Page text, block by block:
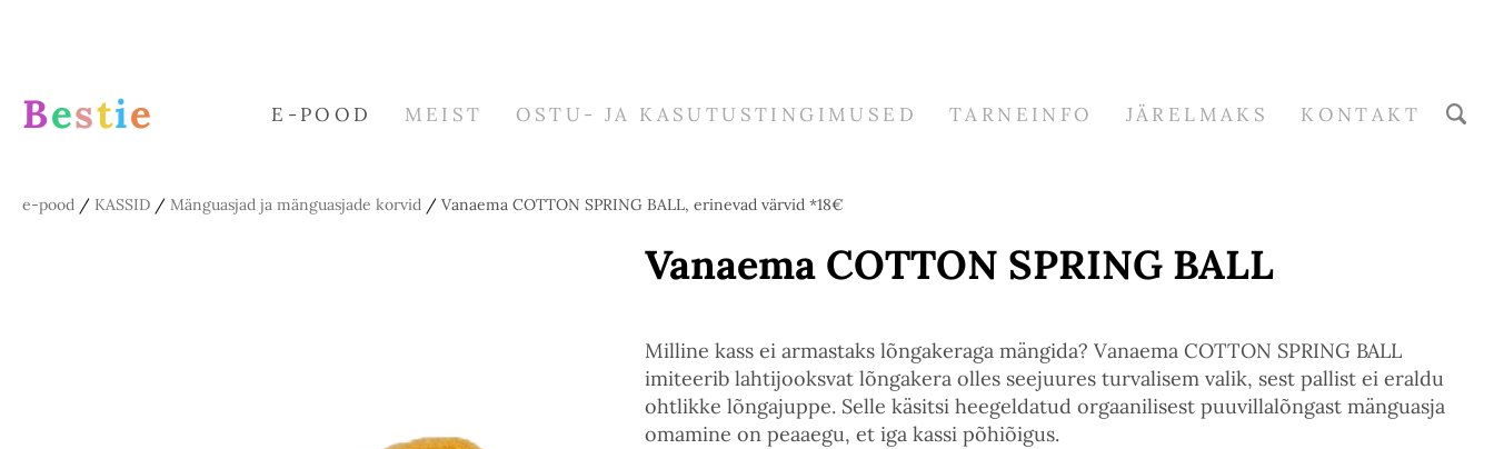
Bestie E-POOD MEIST OSTU- JA KASUTUSTINGIMUSED TARNEINFO JÄRELMAKS KONTAKT
e-pood / KASSID / Mänguasjad ja mänguasjade korvid / Vanaema COTTON SPRING BALL, erinevad värvid *18€
Vanaema COTTON SPRING BALL
Milline kass ei armastaks lõngakeraga mängida? Vanaema COTTON SPRING BALL
imiteerib lahtijooksvat lõngakera olles seejuures turvalisem valik, sest pallist ei eraldu
ohtlikke lõngajuppe. Selle käsitsi heegeldatud orgaanilisest puuvillalõngast mänguasja
omamine on peaaegu, et iga kassi põhiõigus.